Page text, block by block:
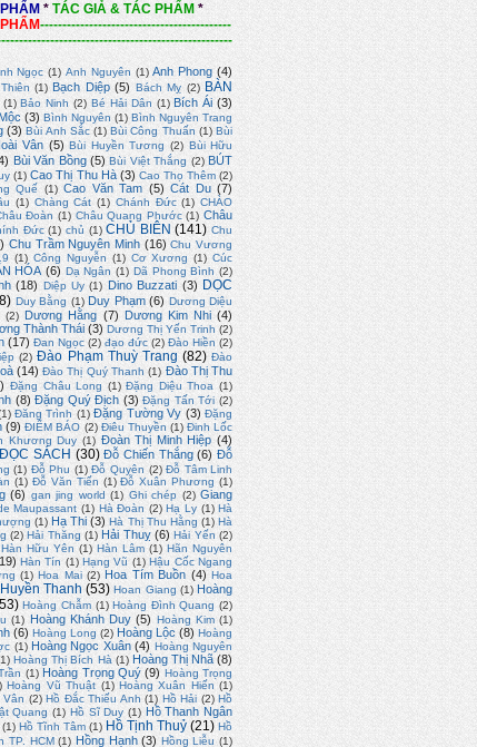
* TÁC GIẢ & TÁC PHẨM *
-------------------------------------------
Ngọc (1) Anh Nguyên (1) Anh Phong (4)
(1) Bạch Diệp (5) Bách Mỵ (2) BÀN
(1) Bảo Ninh (2) Bé Hải Dân (1) Bích Ái (3)
(3) Bình Nguyên (1) Bình Nguyên Trang
(3) Bùi Anh Sắc (1) Bùi Công Thuấn (1) Bùi
Vân (5) Bùi Huyền Tương (2) Bùi Hữu
Bùi Văn Bồng (5) Bùi Việt Thắng (2) BÚT
(1) Cao Thị Thu Hà (3) Cao Thọ Thêm (2)
Quế (1) Cao Văn Tam (5) Cát Du (7)
(1) Chàng Cát (1) Chánh Đức (1) CHÀO
Đoàn (1) Châu Quang Phước (1) Châu
Đức (1) chủ (1) CHỦ BIÊN (141) Chu
Chu Trầm Nguyên Minh (16) Chu Vương
(1) Công Nguyễn (1) Cơ Xương (1) Cúc
HÓA (6) Dạ Ngân (1) Dã Phong Bình (2)
(18) Diệp Uy (1) Dino Buzzati (3) DỌC
Duy Bằng (1) Duy Phạm (6) Dương Diệu
(2) Dương Hằng (7) Dương Kim Nhi (4)
Thành Thái (3) Dương Thị Yến Trinh (2)
(17) Đan Ngọc (2) đạo đức (2) Đào Hiền (2)
(2) Đào Phạm Thuỳ Trang (82) Đào
(14) Đào Thị Quý Thanh (1) Đào Thị Thu
Đặng Châu Long (1) Đặng Diệu Thoa (1)
(8) Đặng Quý Địch (3) Đặng Tấn Tới (2)
Đăng Trình (1) Đặng Tường Vy (3) Đặng
(9) ĐIỂM BÁO (2) Điêu Thuyền (1) Đinh Lốc
Khương Duy (1) Đoàn Thị Minh Hiệp (4)
ĐỌC SÁCH (30) Đỗ Chiến Thắng (6) Đỗ
(1) Đỗ Phu (1) Đỗ Quyên (2) Đỗ Tâm Linh
(1) Đỗ Văn Tiến (1) Đỗ Xuân Phương (1)
(6) gan jing world (1) Ghi chép (2) Giang
Maupassant (1) Hà Đoàn (2) Hạ Ly (1) Hà
(1) Hạ Thi (3) Hà Thị Thu Hằng (1) Hà
(2) Hải Thăng (1) Hải Thuỵ (6) Hải Yến (2)
Hàn Hữu Yên (1) Hàn Lâm (1) Hãn Nguyên
Hàn Tín (1) Hạng Vũ (1) Hậu Cốc Ngang
(1) Hoa Mai (2) Hoa Tím Buồn (4) Hoa
Thanh (53) Hoan Giang (1) Hoàng
Hoàng Chẫm (1) Hoàng Đình Quang (2)
(1) Hoàng Khánh Duy (5) Hoàng Kim (1)
(6) Hoàng Long (2) Hoàng Lộc (8) Hoàng
(1) Hoàng Ngọc Xuân (4) Hoàng Nguyên
Hoàng Thị Bích Hà (1) Hoàng Thị Nhã (8)
(1) Hoàng Trọng Quý (9) Hoàng Trọng
Hoàng Vũ Thuật (1) Hoàng Xuân Hiến (1)
Vân (2) Hồ Đắc Thiếu Anh (1) Hồ Hải (2) Hồ
Quang (1) Hồ Sĩ Duy (1) Hồ Thanh Ngân
(1) Hồ Tĩnh Tâm (1) Hồ Tịnh Thuỷ (21) Hồ
TP. HCM (1) Hồng Hạnh (3) Hồng Liễu (1)